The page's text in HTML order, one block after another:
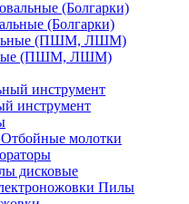
(Болгарки)
(ПШМ, ЛШМ)
инструмент
Отбойные молотки
дисковые
Пилы